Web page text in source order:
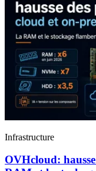
Infrastructure
OVHcloud: